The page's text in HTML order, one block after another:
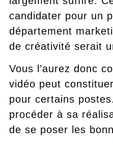
candidater pour un
département
de créativité serait
Vous l’aurez donc
vidéo peut
pour certains
procéder à sa
de se poser les